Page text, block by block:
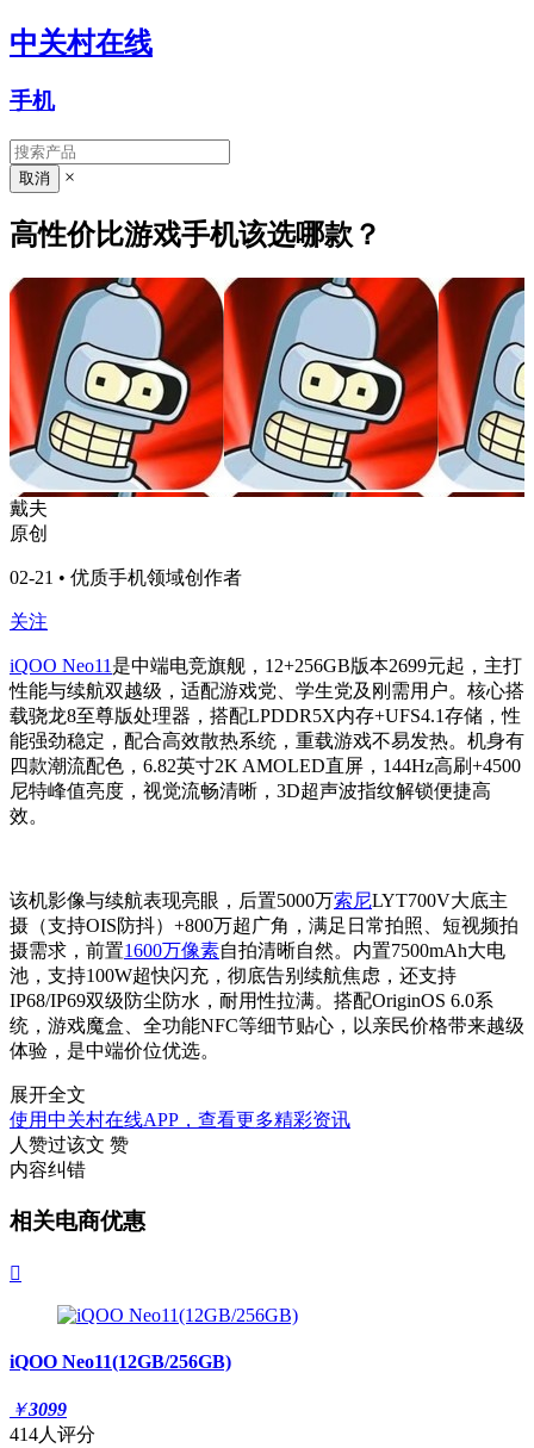
中关村在线
手机
×
高性价比游戏手机该选哪款？
戴夫
原创
02-21 • 优质手机领域创作者
关注
iQOO Neo11 是中端电竞旗舰，12+256GB版本2699元起，主打
性能与续航双越级，适配游戏党、学生党及刚需用户。核心搭
载骁龙8至尊版处理器，搭配LPDDR5X内存+UFS4.1存储，性
能强劲稳定，配合高效散热系统，重载游戏不易发热。机身有
四款潮流配色，6.82英寸2K AMOLED直屏，144Hz高刷+4500
尼特峰值亮度，视觉流畅清晰，3D超声波指纹解锁便捷高
效。
该机影像与续航表现亮眼，后置5000万索尼LYT700V大底主
摄（支持OIS防抖）+800万超广角，满足日常拍照、短视频拍
摄需求，前置1600万像素自拍清晰自然。内置7500mAh大电
池，支持100W超快闪充，彻底告别续航焦虑，还支持
IP68/IP69双级防尘防水，耐用性拉满。搭配OriginOS 6.0系
统，游戏魔盒、全功能NFC等细节贴心，以亲民价格带来越级
体验，是中端价位优选。
展开全文
使用中关村在线APP，查看更多精彩资讯
人赞过该文 赞
内容纠错
相关电商优惠

iQOO Neo11(12GB/256GB)
￥3099
414人评分